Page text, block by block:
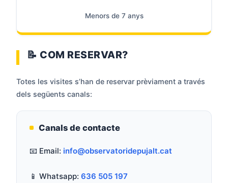
Menors de 7 anys
📝 COM RESERVAR?
Totes les visites s’han de reservar prèviament a través
dels següents canals:
Canals de contacte
📧 Email: info@observatoridepujalt.cat
📱 Whatsapp:636 505 197